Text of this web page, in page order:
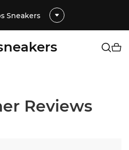
Sneakers
Reviews